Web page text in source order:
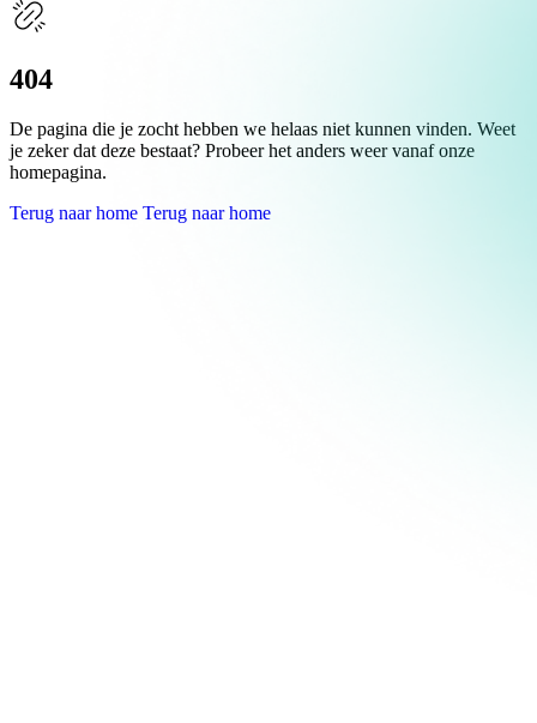
404
De pagina die je zocht hebben we helaas niet kunnen vinden. Weet
je zeker dat deze bestaat? Probeer het anders weer vanaf onze
homepagina.
Terug naar home Terug naar home